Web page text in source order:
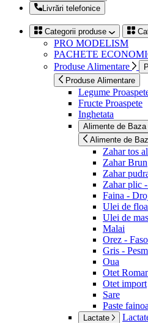
Livrări telefonice
Categorii produse
PRO MODELISM
PACHETE
Produse Alimentare
Produse Alimentare
Legume
Fructe Proaspete
Inghetata
Alimente de Baza
Alimente de
Zahar tos
Zahar Brun
Zahar
Zahar plic
Faina -
Ulei de
Ulei de
Malai
Orez -
Gris -
Oua
Otet
Otet import
Sare
Paste
Lactate